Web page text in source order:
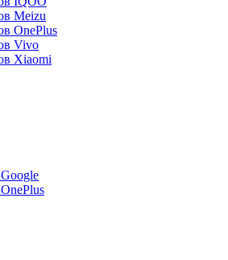
Meizu
OnePlus
Vivo
Xiaomi